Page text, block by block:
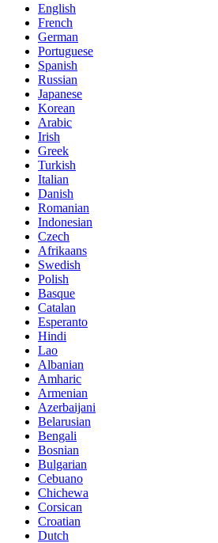
English
French
German
Portuguese
Spanish
Russian
Japanese
Korean
Arabic
Irish
Greek
Turkish
Italian
Danish
Romanian
Indonesian
Czech
Afrikaans
Swedish
Polish
Basque
Catalan
Esperanto
Hindi
Lao
Albanian
Amharic
Armenian
Azerbaijani
Belarusian
Bengali
Bosnian
Bulgarian
Cebuano
Chichewa
Corsican
Croatian
Dutch